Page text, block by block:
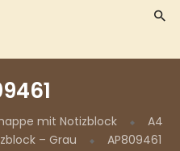
mit Notizblock
A4
– Grau
AP809461